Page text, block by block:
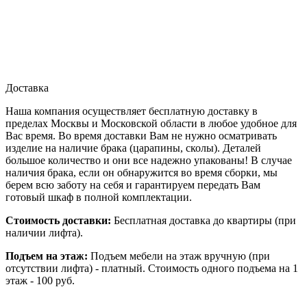
Доставка
Наша компания осуществляет бесплатную доставку в
пределах Москвы и Московской области в любое удобное для
Вас время. Во время доставки Вам не нужно осматривать
изделие на наличие брака (царапины, сколы). Деталей
большое количество и они все надежно упакованы! В случае
наличия брака, если он обнаружится во время сборки, мы
берем всю заботу на себя и гарантируем передать Вам
готовый шкаф в полной комплектации.
Стоимость доставки: Бесплатная доставка до квартиры (при
наличии лифта).
Подъем на этаж: Подъем мебели на этаж вручную (при
отсутствии лифта) - платный. Стоимость одного подъема на 1
этаж - 100 руб.